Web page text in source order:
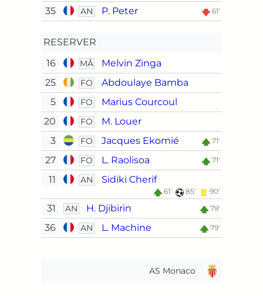
35 AN P. Peter 61'
RESERVER
16
MÅ
Melvin Zinga
25
FO
Abdoulaye Bamba
5
FO
Marius Courcoul
20
FO
M. Louer
3
FO Jacques Ekomié 71'
27 FO L. Raolisoa 71'
11 AN Sidiki Cherif
61' 85' 90'
31 AN H. Djibirin 79'
36 AN L. Machine 79'
AS Monaco